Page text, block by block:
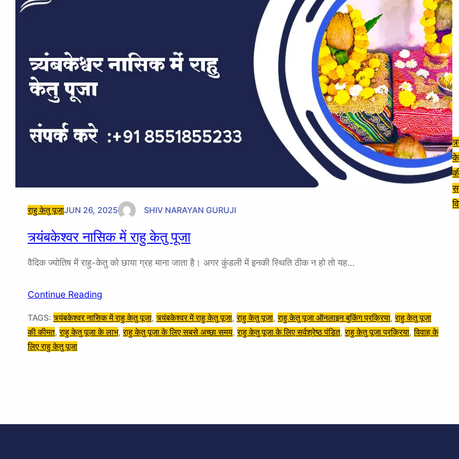
राहु केतु पूजाJUN 26, 2025 SHIV NARAYAN GURUJI
त्र्यंबकेश्वर नासिक में राहु केतु पूजा
वैदिक ज्योतिष में राहु-केतु को छाया ग्रह माना जाता है। अगर कुंडली में इनकी स्थिति ठीक न हो तो यह…
Continue Reading
TAGS:त्र्यंबकेश्वर नासिक में राहु केतु पूजा, त्र्यंबकेश्वर में राहु केतु पूजा, राहु केतु पूजा, राहु केतु पूजा ऑनलाइन बुकिंग प्रक्रिया, राहु केतु पूजा
की कीमत, राहु केतु पूजा के लाभ, राहु केतु पूजा के लिए सबसे अच्छा समय, राहु केतु पूजा के लिए सर्वश्रेष्ठ पंडित, राहु केतु पूजा प्रक्रिया, विवाह के
लिए राहु केतु पूजा